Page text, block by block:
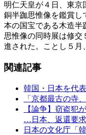
明仁天皇が４日、東京
銅半跏思惟像を鑑賞し
本の国宝である木造半
思惟像の同時展は修交
進された。ことし５月
関連記事
韓国・日本を代
「京都最古の寺
【論争】窃盗犯
…日本、返還要
日本の文化庁「